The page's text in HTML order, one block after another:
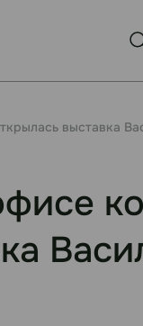
выставка